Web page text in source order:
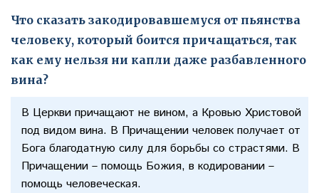
Что сказать закодировавшемуся от пьянства
человеку, который боится причащаться, так
как ему нельзя ни капли даже разбавленного
вина?
В Церкви причащают не вином, а Кровью Христовой
под видом вина. В Причащении человек получает от
Бога благодатную силу для борьбы со страстями. В
Причащении – помощь Божия, в кодировании –
помощь человеческая.